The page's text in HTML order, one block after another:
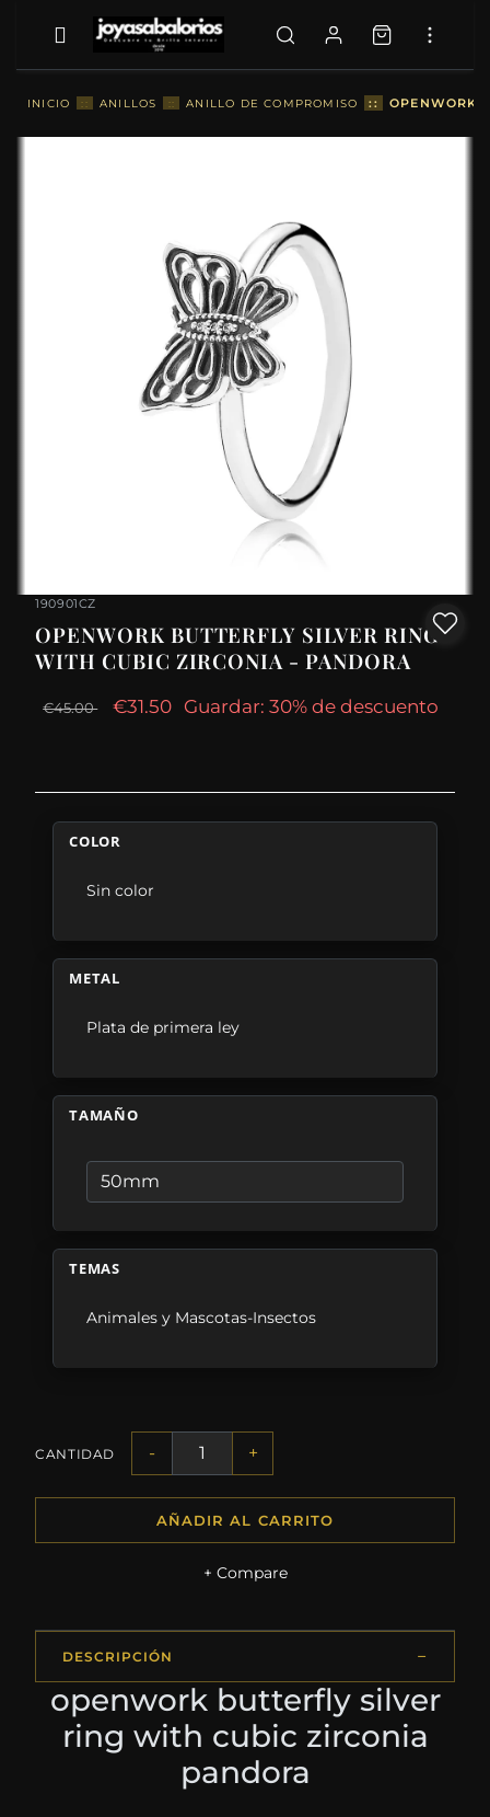
INICIO :: ANILLOS :: ANILLO DE COMPROMISO :: OPENWORK
190901CZ
OPENWORK BUTTERFLY SILVER RING
WITH CUBIC ZIRCONIA - PANDORA
€45.00 €31.50 Guardar: 30% de descuento
COLOR
Sin color
METAL
Plata de primera ley
TAMAÑO
TEMAS
Animales y Mascotas-Insectos
CANTIDAD - +
AÑADIR AL CARRITO
+ Compare
DESCRIPCIÓN
openwork butterfly silver
ring with cubic zirconia
pandora